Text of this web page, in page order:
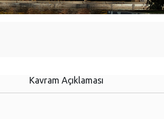
Kavram Açıklaması